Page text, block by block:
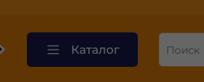
Каталог